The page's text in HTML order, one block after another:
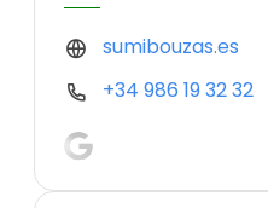
sumibouzas.es
+34 986 19 32 32